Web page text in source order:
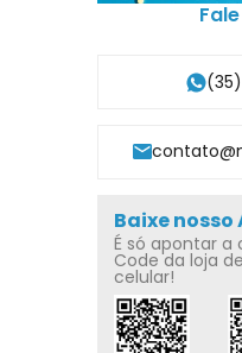
Baixe nosso
É só apontar a
Code da loja
celular!